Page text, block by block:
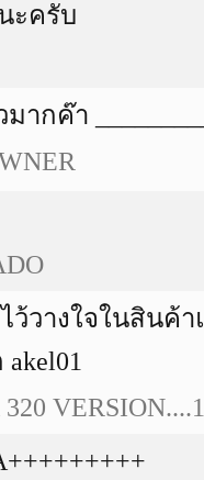
ะครับ
มากค๊า
วางใจในสินค้า
VERSION....1